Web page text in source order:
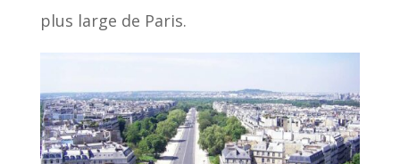
plus large de Paris.